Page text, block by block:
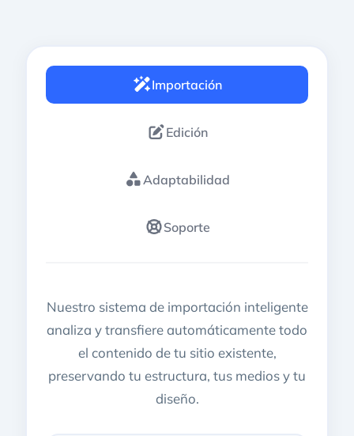
Importación
Edición
Adaptabilidad
Soporte
Nuestro sistema de importación inteligente
analiza y transfiere automáticamente todo
el contenido de tu sitio existente,
preservando tu estructura, tus medios y tu
diseño.